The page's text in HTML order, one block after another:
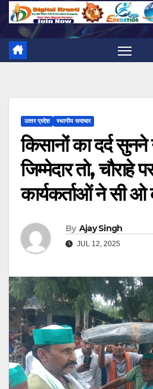
उत्‍तर प्रदेश स्थानीय समाचार
किसानों का दर्द
जिम्मेदार तो, चौराहे
कार्यकर्ताओं ने सी ओ
By Ajay Singh
JUL 12, 2025